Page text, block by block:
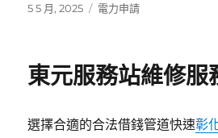
發
5 5 月, 2025
分
電力申請
東元服務站維修服
選擇合適的合法借錢管道快速彰